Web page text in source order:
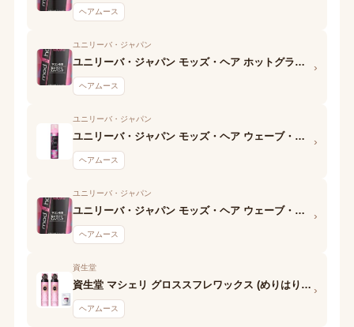
ヘアムース
ユニリーバ・ジャパン
ユニリーバ・ジャパン モッズ・ヘア ホットグラマー泡ウォーター ジューシーカール
ヘアムース
›
ユニリーバ・ジャパン
ユニリーバ・ジャパン モッズ・ヘア ウェーブ・カールへア フォーム ルースウェーブメイク
ヘアムース
›
ユニリーバ・ジャパン
ユニリーバ・ジャパン モッズ・ヘア ウェーブ・カールへア フォーム シャープウェーブメイク
ヘアムース
›
資生堂
資生堂 マシェリ グロススフレワックス (めりはりウエーブ)N
ヘアムース
›